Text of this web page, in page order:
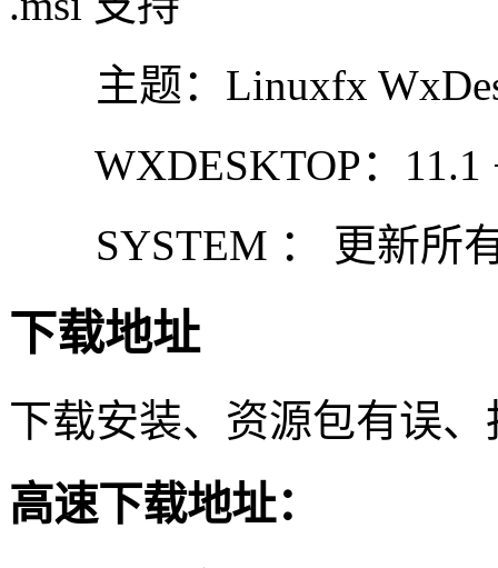
主题：Linuxfx
WXDESKTOP：11.1
SYSTEM ： 更新所
下载地址
下载安装、资源包有误
高速下载地址：